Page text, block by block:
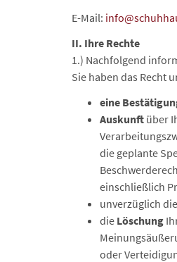
E-Mail:
II. Ihre Rechte
1.) Nachfolgend
Sie haben das Recht
eine
Auskunft über
die geplante
einschließlich
unverzüglich die
die Löschung
oder